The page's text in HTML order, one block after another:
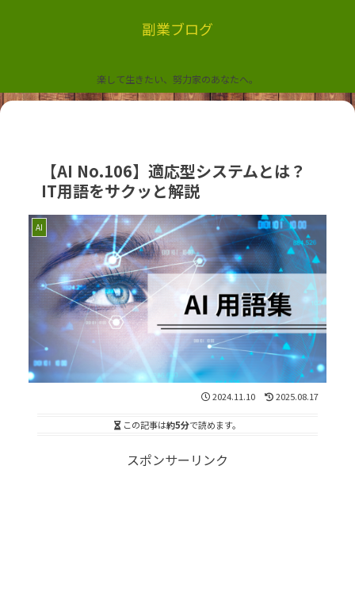
副業ブログ
楽して生きたい、努力家のあなたへ。
【AI No.106】適応型システムとは？
IT用語をサクッと解説
AI
2024.11.10 2025.08.17
この記事は約5分で読めます。
スポンサーリンク